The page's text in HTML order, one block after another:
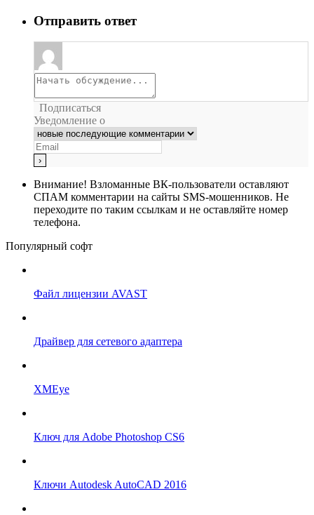
Отправить ответ
Подписаться
Уведомление о
Внимание! Взломанные ВК-пользователи оставляют
СПАМ комментарии на сайты SMS-мошенников. Не
переходите по таким ссылкам и не оставляйте номер
телефона.
Популярный софт
Файл лицензии AVAST
Драйвер для сетевого адаптера
XMEye
Ключ для Adobe Photoshop CS6
Ключи Autodesk AutoCAD 2016